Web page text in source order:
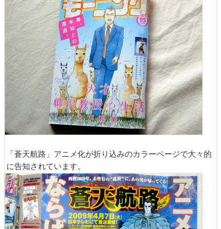
「蒼天航路」アニメ化が折り込みのカラーページで大々的
に告知されています。